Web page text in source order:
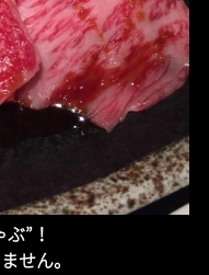
”！
せん。